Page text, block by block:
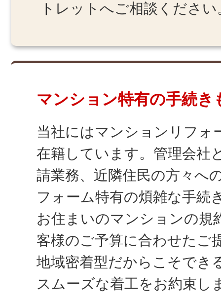
トレットへご相談くださ
マンション特有の手続き
当社にはマンションリフ
在籍しています。管理会社
請業務、近隣住民の方々へ
フォーム特有の煩雑な手続
お住まいのマンションの規
客様のご予算に合わせたご
地域密着型だからこそでき
スムーズな着工をお約束し